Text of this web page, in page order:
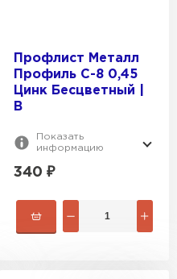
Профлист Металл
Профиль С-8 0,45
Цинк Бесцветный |
B
Показать
информацию
340 ₽